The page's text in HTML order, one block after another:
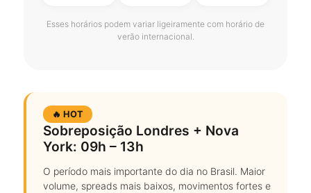
Esses horários podem variar ligeiramente com horário de
verão internacional.
🔥 HOT
Sobreposição Londres + Nova
York: 09h – 13h
O período mais importante do dia no Brasil. Maior
volume, spreads mais baixos, movimentos fortes e